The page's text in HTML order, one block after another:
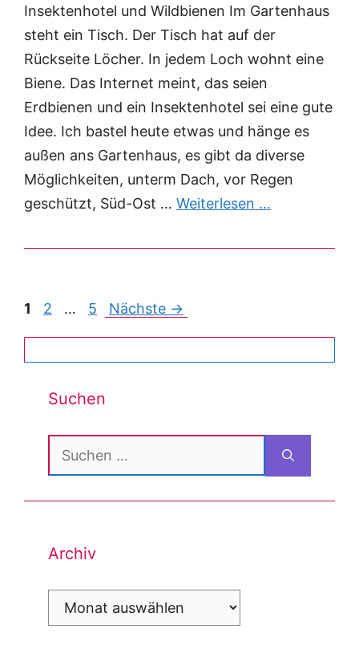
Insektenhotel und Wildbienen Im Gartenhaus
steht ein Tisch. Der Tisch hat auf der
Rückseite Löcher. In jedem Loch wohnt eine
Biene. Das Internet meint, das seien
Erdbienen und ein Insektenhotel sei eine gute
Idee. Ich bastel heute etwas und hänge es
außen ans Gartenhaus, es gibt da diverse
Möglichkeiten, unterm Dach, vor Regen
geschützt, Süd-Ost … Weiterlesen …
Post
1 2 … 5 Nächste →
Suchen
Suchen
nach:
Archiv
Archiv